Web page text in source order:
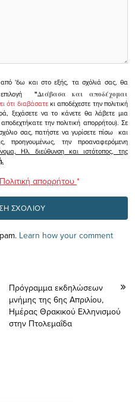
από 'δω και στο εξής, τα σχόλιά σας, θα
"Διάβασα και αποδέχομαι
ότι διαβάσατεκι αποδέχεστε την πολιτική
ξεχάσετε να το κάνετε θα λάβετε μια
την πολιτική απορρήτου). Σε
σας, πατήστε να γυρίσετε πίσω και
προηγουμένως, την προαναφερόμενη
Ηλ. διεύθυνση και ιστότοπος, της
Πολιτική απορρήτου *
Learn how your comment
Πρόγραμμα εκδηλώσεων
μνήμης της 6ης Απριλίου,
Ημέρας Θρακικού Ελληνισμού
στην Πτολεμαΐδα